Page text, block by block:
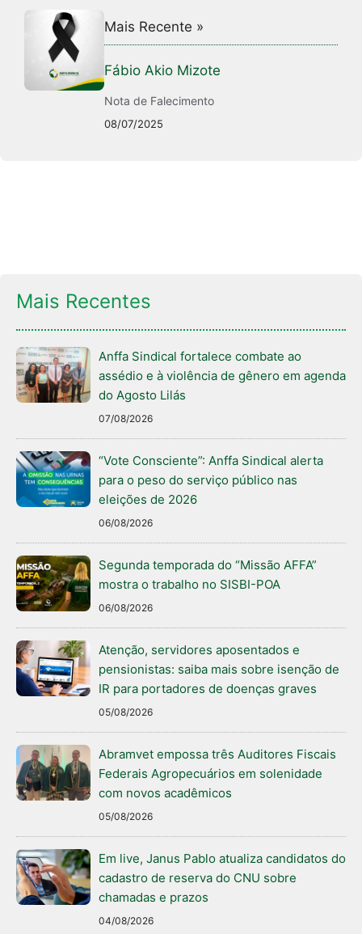
Mais Recente »
Fábio Akio Mizote
Nota de Falecimento
08/07/2025
Mais Recentes
Anffa Sindical fortalece combate ao
assédio e à violência de gênero em agenda
do Agosto Lilás
07/08/2026
“Vote Consciente”: Anffa Sindical alerta
para o peso do serviço público nas
eleições de 2026
06/08/2026
Segunda temporada do “Missão AFFA”
mostra o trabalho no SISBI-POA
06/08/2026
Atenção, servidores aposentados e
pensionistas: saiba mais sobre isenção de
IR para portadores de doenças graves
05/08/2026
Abramvet empossa três Auditores Fiscais
Federais Agropecuários em solenidade
com novos acadêmicos
05/08/2026
Em live, Janus Pablo atualiza candidatos do
cadastro de reserva do CNU sobre
chamadas e prazos
04/08/2026